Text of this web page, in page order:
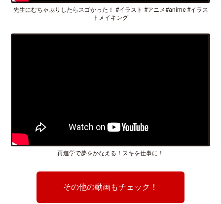
先生にむちゃぶりしたらスゴかった！ #イラスト #アニメ#anime #イラス
トメイキング
再進学で夢をかなえる！スキを仕事に！
その他の動画もチェック！